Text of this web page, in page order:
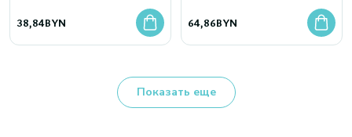
38,84BYN
64,86BYN
Показать еще